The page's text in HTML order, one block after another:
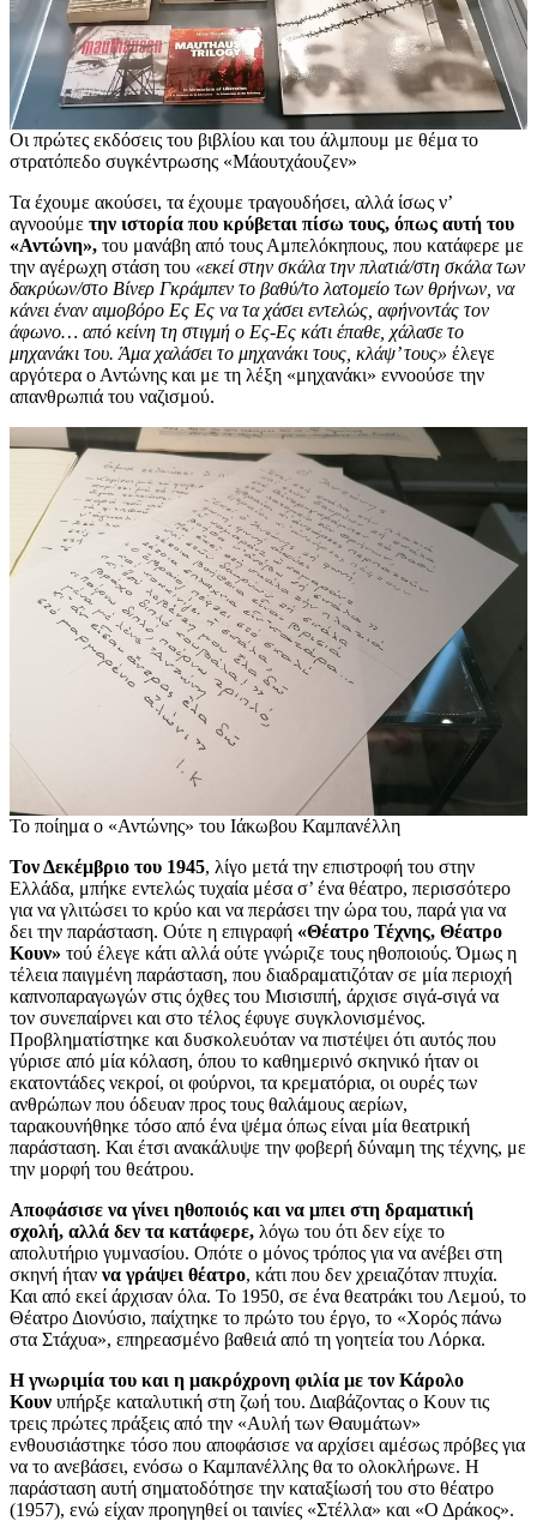
Οι πρώτες εκδόσεις του βιβλίου και του άλμπουμ με θέμα το
στρατόπεδο συγκέντρωσης «Μάουτχάουζεν»
Τα έχουμε ακούσει, τα έχουμε τραγουδήσει, αλλά ίσως ν’
αγνοούμε την ιστορία που κρύβεται πίσω τους, όπως αυτή του
«Αντώνη», του μανάβη από τους Αμπελόκηπους, που κατάφερε με
την αγέρωχη στάση του «εκεί στην σκάλα την πλατιά/στη σκάλα των
δακρύων/στο Βίνερ Γκράμπεν το βαθύ/το λατομείο των θρήνων, να
κάνει έναν αιμοβόρο Ες Ες να τα χάσει εντελώς, αφήνοντάς τον
άφωνο… από κείνη τη στιγμή ο Ες-Ες κάτι έπαθε, χάλασε το
μηχανάκι του. Άμα χαλάσει το μηχανάκι τους, κλάψ’ τους» έλεγε
αργότερα ο Αντώνης και με τη λέξη «μηχανάκι» εννοούσε την
απανθρωπιά του ναζισμού.
Το ποίημα ο «Αντώνης» του Ιάκωβου Καμπανέλλη
Τον Δεκέμβριο του 1945, λίγο μετά την επιστροφή του στην
Ελλάδα, μπήκε εντελώς τυχαία μέσα σ’ ένα θέατρο, περισσότερο
για να γλιτώσει το κρύο και να περάσει την ώρα του, παρά για να
δει την παράσταση. Ούτε η επιγραφή «Θέατρο Τέχνης, Θέατρο
Κουν» τού έλεγε κάτι αλλά ούτε γνώριζε τους ηθοποιούς. Όμως η
τέλεια παιγμένη παράσταση, που διαδραματιζόταν σε μία περιοχή
καπνοπαραγωγών στις όχθες του Μισισιπή, άρχισε σιγά-σιγά να
τον συνεπαίρνει και στο τέλος έφυγε συγκλονισμένος.
Προβληματίστηκε και δυσκολευόταν να πιστέψει ότι αυτός που
γύρισε από μία κόλαση, όπου το καθημερινό σκηνικό ήταν οι
εκατοντάδες νεκροί, οι φούρνοι, τα κρεματόρια, οι ουρές των
ανθρώπων που όδευαν προς τους θαλάμους αερίων,
ταρακουνήθηκε τόσο από ένα ψέμα όπως είναι μία θεατρική
παράσταση. Και έτσι ανακάλυψε την φοβερή δύναμη της τέχνης, με
την μορφή του θεάτρου.
Αποφάσισε να γίνει ηθοποιός και να μπει στη δραματική
σχολή, αλλά δεν τα κατάφερε, λόγω του ότι δεν είχε το
απολυτήριο γυμνασίου. Οπότε ο μόνος τρόπος για να ανέβει στη
σκηνή ήταν να γράψει θέατρο, κάτι που δεν χρειαζόταν πτυχία.
Και από εκεί άρχισαν όλα. Το 1950, σε ένα θεατράκι του Λεμού, το
Θέατρο Διονύσιο, παίχτηκε το πρώτο του έργο, το «Χορός πάνω
στα Στάχυα», επηρεασμένο βαθειά από τη γοητεία του Λόρκα.
Η γνωριμία του και η μακρόχρονη φιλία με τον Κάρολο
Κουν υπήρξε καταλυτική στη ζωή του. Διαβάζοντας ο Κουν τις
τρεις πρώτες πράξεις από την «Αυλή των Θαυμάτων»
ενθουσιάστηκε τόσο που αποφάσισε να αρχίσει αμέσως πρόβες για
να το ανεβάσει, ενόσω ο Καμπανέλλης θα το ολοκλήρωνε. Η
παράσταση αυτή σηματοδότησε την καταξίωσή του στο θέατρο
(1957), ενώ είχαν προηγηθεί οι ταινίες «Στέλλα» και «Ο Δράκος».